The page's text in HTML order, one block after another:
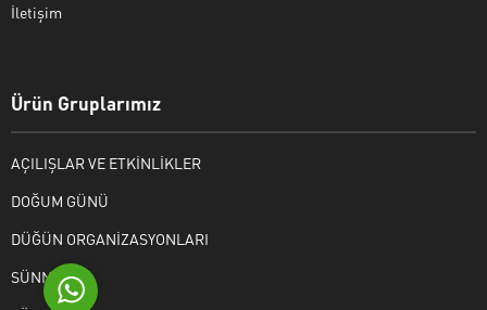
İletişim
Ürün Gruplarımız
AÇILIŞLAR VE ETKİNLİKLER
DOĞUM GÜNÜ
DÜĞÜN ORGANİZASYONLARI
SÜNNET